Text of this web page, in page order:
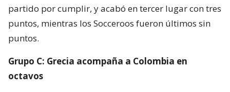
partido por cumplir, y acabó en tercer lugar con tres
puntos, mientras los Socceroos fueron últimos sin
puntos.
Grupo C: Grecia acompaña a Colombia en
octavos